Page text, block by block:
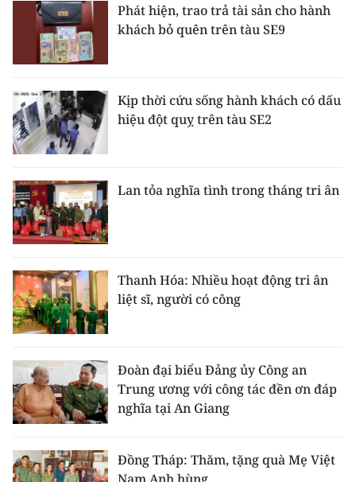
Đông Nam Bộ
Đồng bằng sông Cửu Long
Chuyên trang Hà Nội
Chuyên trang TP. Hồ Chí Minh
CHUYÊN ĐỀ
CÁC CHUYÊN TRANG
VỀ BÁO NHÂN DÂN
THỜI NAY
NHÂN DÂN CUỐI TUẦN
NHÂN DÂN HẰNG THÁNG
MUA BÁO
Phát hiện, trao trả tài sản cho hành
khách bỏ quên trên tàu SE9
Kịp thời cứu sống hành khách có dấu
hiệu đột quỵ trên tàu SE2
Lan tỏa nghĩa tình trong tháng tri ân
Thanh Hóa: Nhiều hoạt động tri ân
liệt sĩ, người có công
Đoàn đại biểu Đảng ủy Công an
Trung ương với công tác đền ơn đáp
nghĩa tại An Giang
Đồng Tháp: Thăm, tặng quà Mẹ Việt